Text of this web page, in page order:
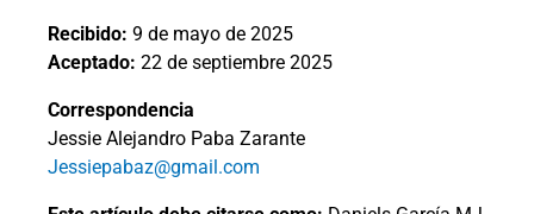
Recibido: 9 de mayo de 2025
Aceptado: 22 de septiembre 2025
Correspondencia
Jessie Alejandro Paba Zarante
Jessiepabaz@gmail.com